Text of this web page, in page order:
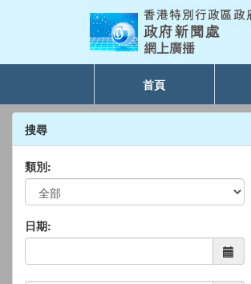
首頁
搜尋
類別:
日期: